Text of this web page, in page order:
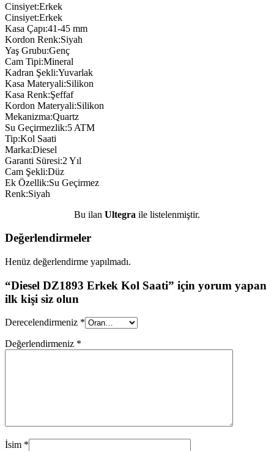
Cinsiyet:Erkek
Cinsiyet:Erkek
Kasa Çapı:41-45 mm
Kordon Renk:Siyah
Yaş Grubu:Genç
Cam Tipi:Mineral
Kadran Şekli:Yuvarlak
Kasa Materyali:Silikon
Kasa Renk:Şeffaf
Kordon Materyali:Silikon
Mekanizma:Quartz
Su Geçirmezlik:5 ATM
Tip:Kol Saati
Marka:Diesel
Garanti Süresi:2 Yıl
Cam Şekli:Düz
Ek Özellik:Su Geçirmez
Renk:Siyah
Bu ilan Ultegra ile listelenmiştir.
Değerlendirmeler
Henüz değerlendirme yapılmadı.
“Diesel DZ1893 Erkek Kol Saati” için yorum yapan
ilk kişi siz olun
Derecelendirmeniz *
Değerlendirmeniz *
İsim *